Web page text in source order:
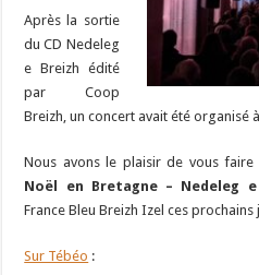
Après la sortie
du CD Nedeleg
e Breizh édité
par Coop
Breizh, un concert avait été organisé
Nous avons le plaisir de vous
Noël en Bretagne – Nedeleg e
France Bleu Breizh Izel ces prochains
Sur Tébéo :